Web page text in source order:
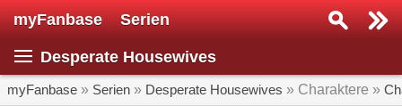
myFanbase Serien
Desperate Housewives
myFanbase » Serien » Desperate Housewives » Charaktere »
Serie suchen...
Home
SERIEN